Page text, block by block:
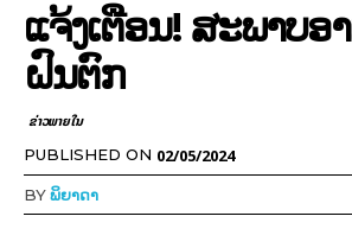
ແຈ້ງເຕືອນ! ສະພາບອ
ຝົນຕົກ
ຂ່າວພາຍ​ໃນ
PUBLISHED ON 02/05/2024
BYພິຍາດາ